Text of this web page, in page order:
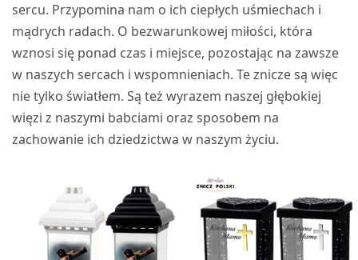
sercu. Przypomina nam o ich ciepłych uśmiechach i
mądrych radach. O bezwarunkowej miłości, która
wznosi się ponad czas i miejsce, pozostając na zawsze
w naszych sercach i wspomnieniach. Te znicze są więc
nie tylko światłem. Są też wyrazem naszej głębokiej
więzi z naszymi babciami oraz sposobem na
zachowanie ich dziedzictwa w naszym życiu.